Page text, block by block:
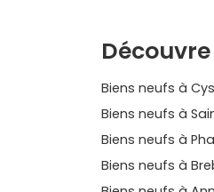
Ambiance
sans voiture et
Prix moyen:
Autour de la
Parfait pour les
des surfaces
Biens neufs à
Biens neufs à
Biens neufs à
Biens neufs à